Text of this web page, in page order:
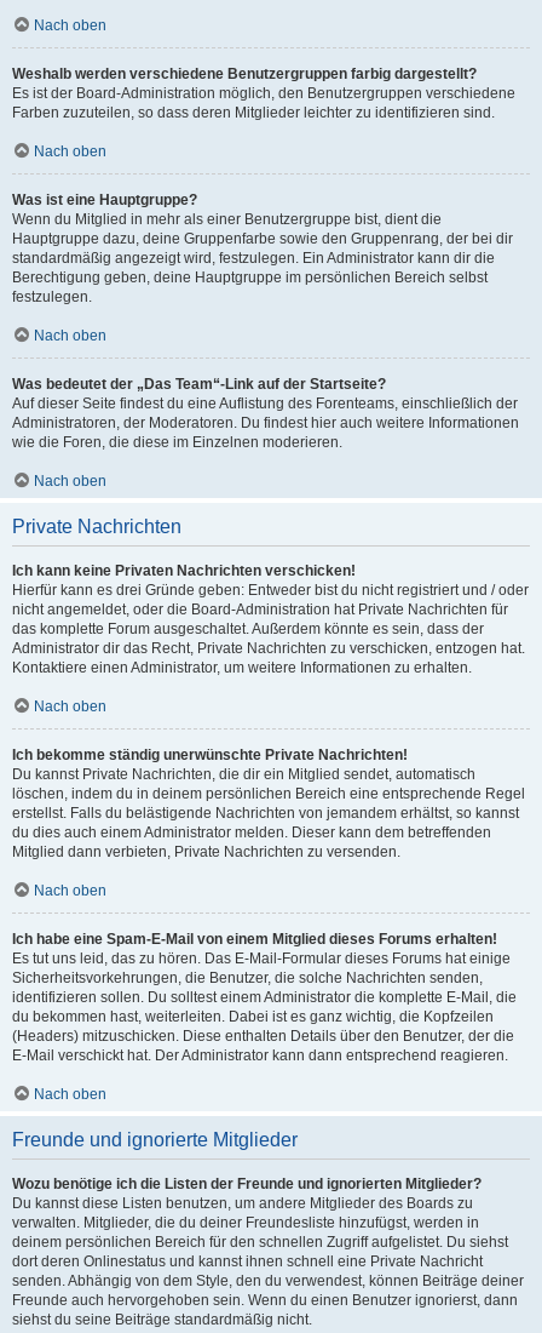
Nach oben
Weshalb werden verschiedene Benutzergruppen farbig dargestellt?
Es ist der Board-Administration möglich, den Benutzergruppen verschiedene
Farben zuzuteilen, so dass deren Mitglieder leichter zu identifizieren sind.
Nach oben
Was ist eine Hauptgruppe?
Wenn du Mitglied in mehr als einer Benutzergruppe bist, dient die
Hauptgruppe dazu, deine Gruppenfarbe sowie den Gruppenrang, der bei dir
standardmäßig angezeigt wird, festzulegen. Ein Administrator kann dir die
Berechtigung geben, deine Hauptgruppe im persönlichen Bereich selbst
festzulegen.
Nach oben
Was bedeutet der „Das Team“-Link auf der Startseite?
Auf dieser Seite findest du eine Auflistung des Forenteams, einschließlich der
Administratoren, der Moderatoren. Du findest hier auch weitere Informationen
wie die Foren, die diese im Einzelnen moderieren.
Nach oben
Private Nachrichten
Ich kann keine Privaten Nachrichten verschicken!
Hierfür kann es drei Gründe geben: Entweder bist du nicht registriert und / oder
nicht angemeldet, oder die Board-Administration hat Private Nachrichten für
das komplette Forum ausgeschaltet. Außerdem könnte es sein, dass der
Administrator dir das Recht, Private Nachrichten zu verschicken, entzogen hat.
Kontaktiere einen Administrator, um weitere Informationen zu erhalten.
Nach oben
Ich bekomme ständig unerwünschte Private Nachrichten!
Du kannst Private Nachrichten, die dir ein Mitglied sendet, automatisch
löschen, indem du in deinem persönlichen Bereich eine entsprechende Regel
erstellst. Falls du belästigende Nachrichten von jemandem erhältst, so kannst
du dies auch einem Administrator melden. Dieser kann dem betreffenden
Mitglied dann verbieten, Private Nachrichten zu versenden.
Nach oben
Ich habe eine Spam-E-Mail von einem Mitglied dieses Forums erhalten!
Es tut uns leid, das zu hören. Das E-Mail-Formular dieses Forums hat einige
Sicherheitsvorkehrungen, die Benutzer, die solche Nachrichten senden,
identifizieren sollen. Du solltest einem Administrator die komplette E-Mail, die
du bekommen hast, weiterleiten. Dabei ist es ganz wichtig, die Kopfzeilen
(Headers) mitzuschicken. Diese enthalten Details über den Benutzer, der die
E-Mail verschickt hat. Der Administrator kann dann entsprechend reagieren.
Nach oben
Freunde und ignorierte Mitglieder
Wozu benötige ich die Listen der Freunde und ignorierten Mitglieder?
Du kannst diese Listen benutzen, um andere Mitglieder des Boards zu
verwalten. Mitglieder, die du deiner Freundesliste hinzufügst, werden in
deinem persönlichen Bereich für den schnellen Zugriff aufgelistet. Du siehst
dort deren Onlinestatus und kannst ihnen schnell eine Private Nachricht
senden. Abhängig von dem Style, den du verwendest, können Beiträge deiner
Freunde auch hervorgehoben sein. Wenn du einen Benutzer ignorierst, dann
siehst du seine Beiträge standardmäßig nicht.